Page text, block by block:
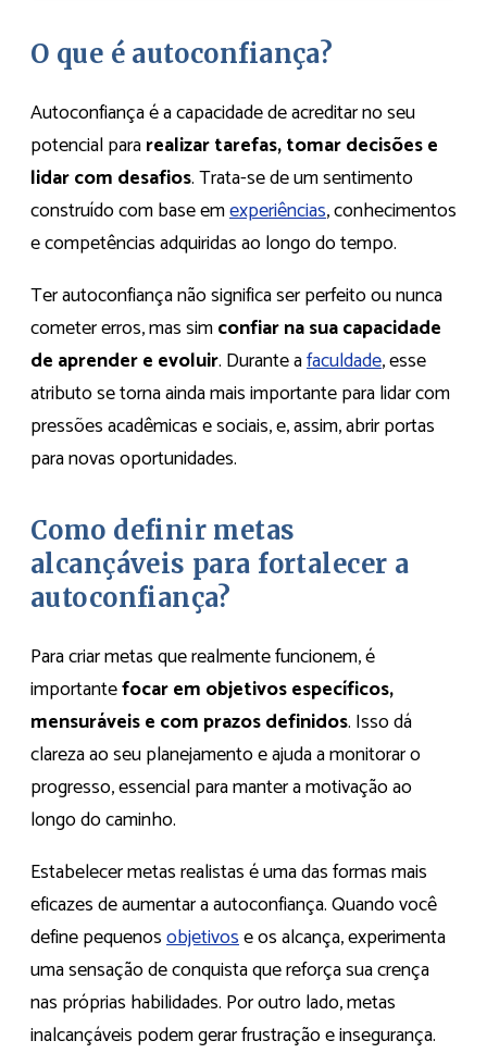
O que é autoconfiança?
Autoconfiança é a capacidade de acreditar no seu
potencial pararealizar tarefas, tomar decisões e
lidar com desafios. Trata-se de um sentimento
construído com base emexperiências, conhecimentos
e competências adquiridas ao longo do tempo.
Ter autoconfiança não significa ser perfeito ou nunca
cometer erros, mas simconfiar na sua capacidade
de aprender e evoluir. Durante afaculdade, esse
atributo se torna ainda mais importante para lidar com
pressões acadêmicas e sociais, e, assim, abrir portas
para novas oportunidades.
Como definir metas
alcançáveis para fortalecer a
autoconfiança?
Para criar metas que realmente funcionem, é
importantefocar em objetivos específicos,
mensuráveis e com prazos definidos. Isso dá
clareza ao seu planejamento e ajuda a monitorar o
progresso, essencial para manter a motivação ao
longo do caminho.
Estabelecer metas realistas é uma das formas mais
eficazes de aumentar a autoconfiança. Quando você
define pequenosobjetivose os alcança, experimenta
uma sensação de conquista que reforça sua crença
nas próprias habilidades. Por outro lado, metas
inalcançáveis podem gerar frustração e insegurança.